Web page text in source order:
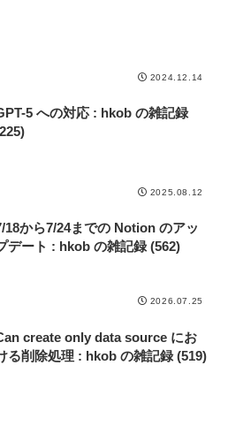
2024.12.14
5 への対応 : hkob の雑記録
2025.08.12
18から7/24までの Notion のアッ
デート : hkob の雑記録 (562)
2026.07.25
create only data source にお
る削除処理 : hkob の雑記録 (519)